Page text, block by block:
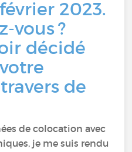
2023.
vous ?
décidé
de
de colocation avec
je me suis rendu